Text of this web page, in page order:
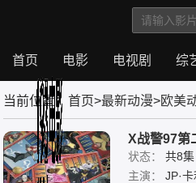
首页 电影 电视剧 综
页
影
视
剧
艺
漫
剧
大
全
育
当前位置：首页>最新动漫>欧美
X战警97第
状态：
共8集
主演：
JP·